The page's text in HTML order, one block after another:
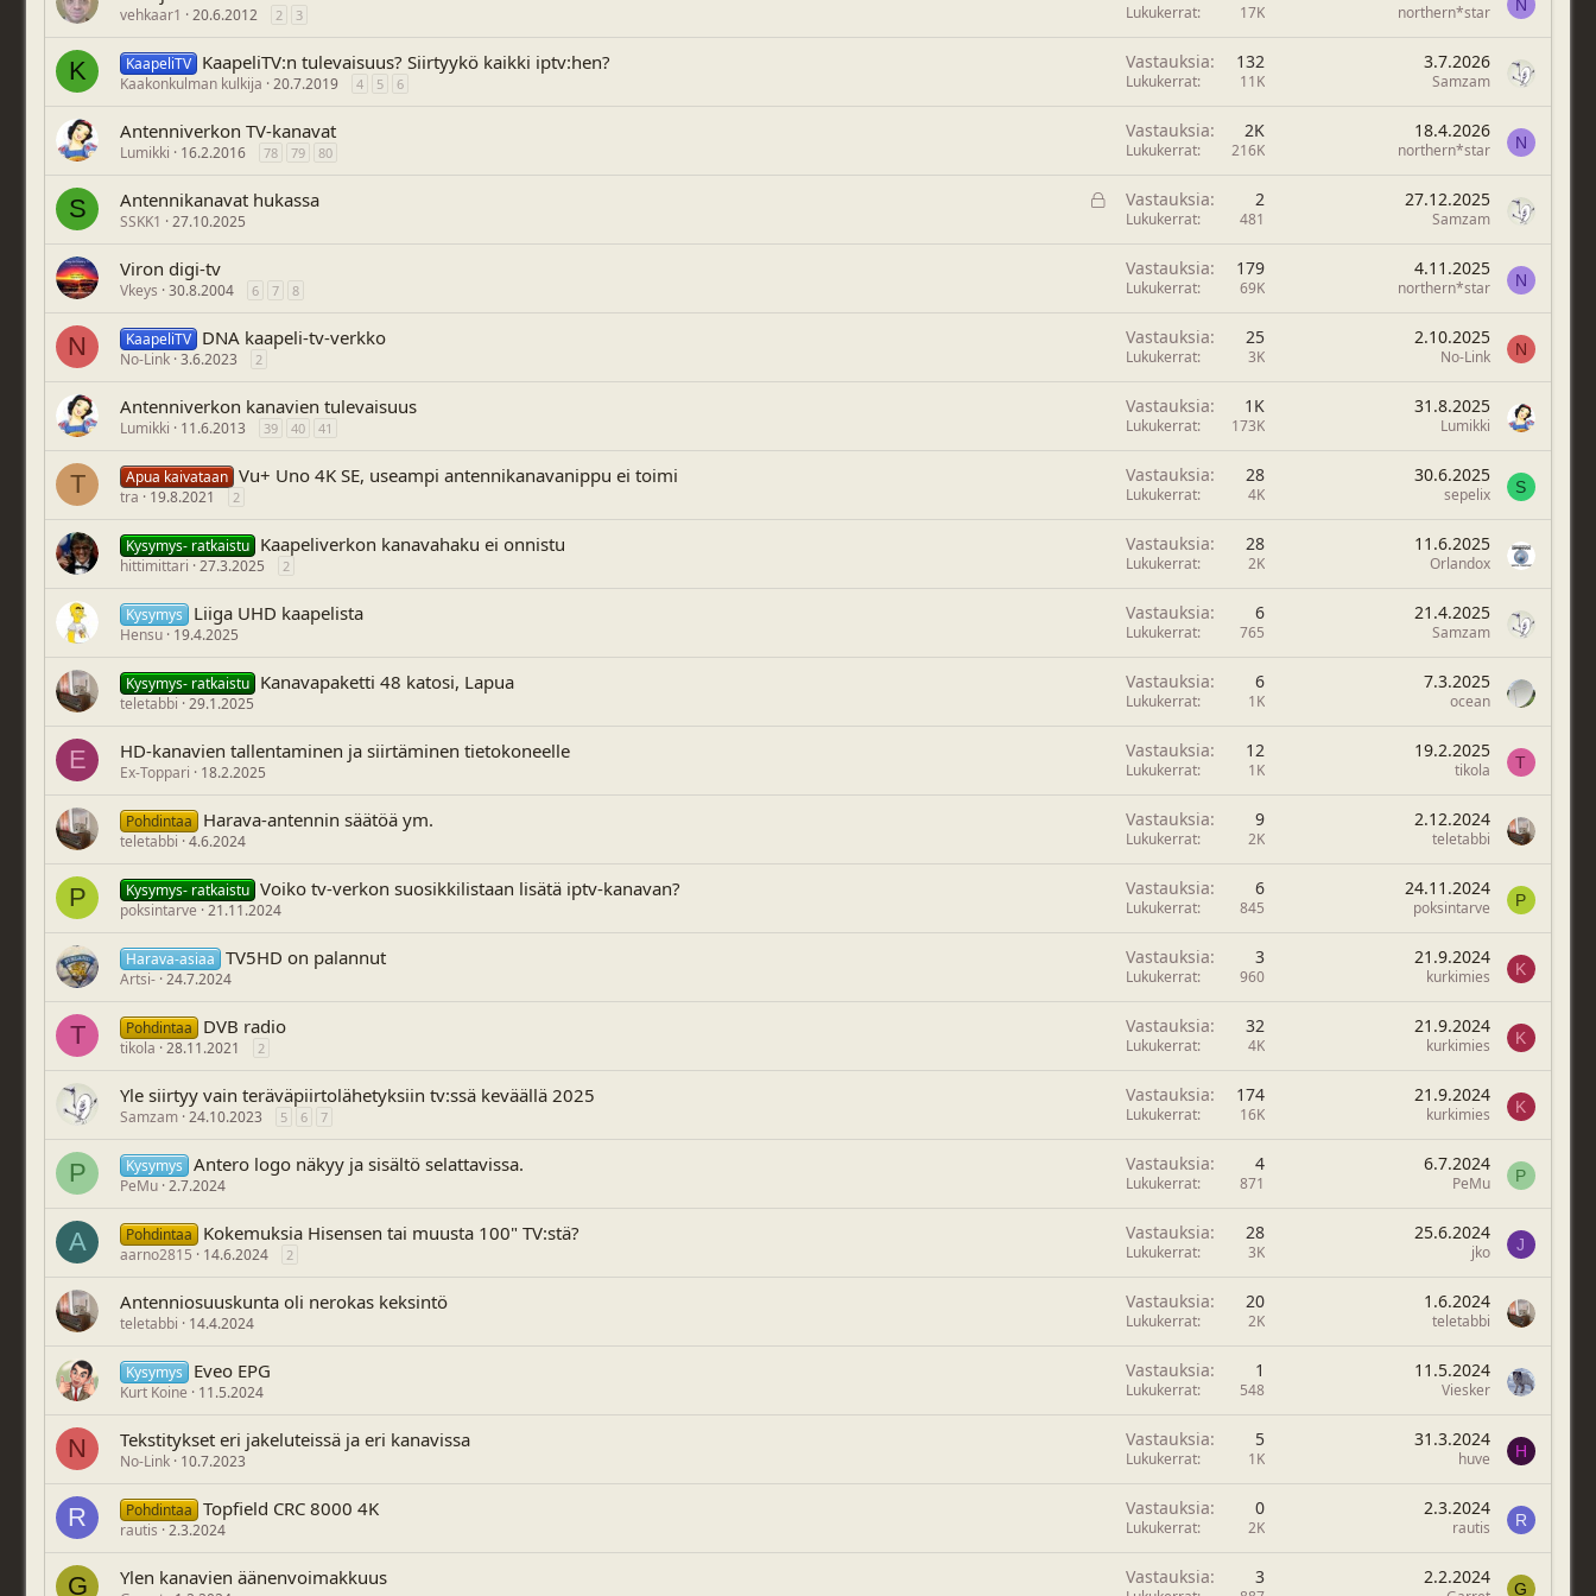
vehkaar1 20.6.2012 2 3 Lukukerrat 17K northern*star N
K KaapeliTV KaapeliTV:n tulevaisuus? Siirtyykö kaikki iptv:hen?
Kaakonkulman kulkija 20.7.2019 4 5 6
Vastauksia 132
Lukukerrat 11K
3.7.2026
Samzam
Antenniverkon TV-kanavat
Lumikki 16.2.2016 78 79 80
Vastauksia 2K
Lukukerrat 216K
18.4.2026
northern*star N
S
L
k
t
Antennikanavat hukassa
SSKK1 27.10.2025
Vastauksia 2
Lukukerrat 481
27.12.2025
Samzam
Viron digi-tv
Vkeys 30.8.2004 6 7 8
Vastauksia 179
Lukukerrat 69K
4.11.2025
northern*star N
N KaapeliTV DNA kaapeli-tv-verkko
No-Link 3.6.2023 2
Vastauksia 25
Lukukerrat 3K
2.10.2025
No-Link N
Antenniverkon kanavien tulevaisuus
Lumikki 11.6.2013 39 40 41
Vastauksia 1K
Lukukerrat 173K
31.8.2025
Lumikki
T Apua kaivataan Vu+ Uno 4K SE, useampi antennikanavanippu ei toimi
tra 19.8.2021 2
Vastauksia 28
Lukukerrat 4K
30.6.2025
sepelix S
Kysymys- ratkaistu Kaapeliverkon kanavahaku ei onnistu
hittimittari 27.3.2025 2
Vastauksia 28
Lukukerrat 2K
11.6.2025
Orlandox
Kysymys Liiga UHD kaapelista
Hensu 19.4.2025
Vastauksia 6
Lukukerrat 765
21.4.2025
Samzam
Kysymys- ratkaistu Kanavapaketti 48 katosi, Lapua
teletabbi 29.1.2025
Vastauksia 6
Lukukerrat 1K
7.3.2025
ocean
E HD-kanavien tallentaminen ja siirtäminen tietokoneelle
Ex-Toppari 18.2.2025
Vastauksia 12
Lukukerrat 1K
19.2.2025
tikola T
Pohdintaa Harava-antennin säätöä ym.
teletabbi 4.6.2024
Vastauksia 9
Lukukerrat 2K
2.12.2024
teletabbi
P Kysymys- ratkaistu Voiko tv-verkon suosikkilistaan lisätä iptv-kanavan?
poksintarve 21.11.2024
Vastauksia 6
Lukukerrat 845
24.11.2024
poksintarve P
Harava-asiaa TV5HD on palannut
Artsi- 24.7.2024
Vastauksia 3
Lukukerrat 960
21.9.2024
kurkimies K
T Pohdintaa DVB radio
tikola 28.11.2021 2
Vastauksia 32
Lukukerrat 4K
21.9.2024
kurkimies K
Yle siirtyy vain teräväpiirtolähetyksiin tv:ssä keväällä 2025
Samzam 24.10.2023 5 6 7
Vastauksia 174
Lukukerrat 16K
21.9.2024
kurkimies K
P Kysymys Antero logo näkyy ja sisältö selattavissa.
PeMu 2.7.2024
Vastauksia 4
Lukukerrat 871
6.7.2024
PeMu P
A Pohdintaa Kokemuksia Hisensen tai muusta 100" TV:stä?
aarno2815 14.6.2024 2
Vastauksia 28
Lukukerrat 3K
25.6.2024
jko J
Antenniosuuskunta oli nerokas keksintö
teletabbi 14.4.2024
Vastauksia 20
Lukukerrat 2K
1.6.2024
teletabbi
Kysymys Eveo EPG
Kurt Koine 11.5.2024
Vastauksia 1
Lukukerrat 548
11.5.2024
Viesker
N Tekstitykset eri jakeluteissä ja eri kanavissa
No-Link 10.7.2023
Vastauksia 5
Lukukerrat 1K
31.3.2024
huve H
R Pohdintaa Topfield CRC 8000 4K
rautis 2.3.2024
Vastauksia 0
Lukukerrat 2K
2.3.2024
rautis R
G Ylen kanavien äänenvoimakkuus Vastauksia 3 2.2.2024
G